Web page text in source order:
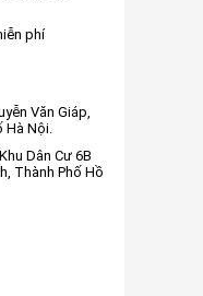
phí
Văn Giáp,
Hà Nội.
Dân Cư 6B
Thành Phố Hồ